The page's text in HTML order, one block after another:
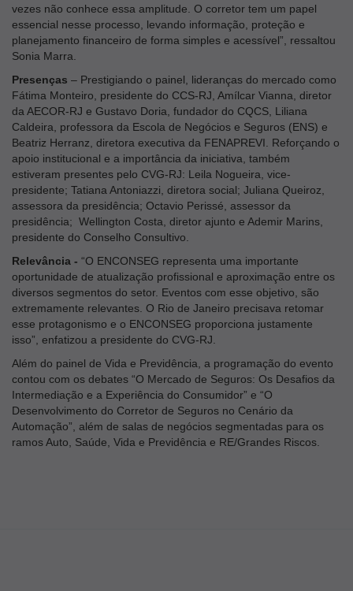
vezes não conhece essa amplitude. O corretor tem um papel
essencial nesse processo, levando informação, proteção e
planejamento financeiro de forma simples e acessível”, ressaltou
Sonia Marra.
Presenças – Prestigiando o painel, lideranças do mercado como
Fátima Monteiro, presidente do CCS-RJ, Amílcar Vianna, diretor
da AECOR-RJ e Gustavo Doria, fundador do CQCS, Liliana
Caldeira, professora da Escola de Negócios e Seguros (ENS) e
Beatriz Herranz, diretora executiva da FENAPREVI. Reforçando o
apoio institucional e a importância da iniciativa, também
estiveram presentes pelo CVG-RJ: Leila Nogueira, vice-
presidente; Tatiana Antoniazzi, diretora social; Juliana Queiroz,
assessora da presidência; Octavio Perissé, assessor da
presidência; Wellington Costa, diretor ajunto e Ademir Marins,
presidente do Conselho Consultivo.
Relevância - “O ENCONSEG representa uma importante
oportunidade de atualização profissional e aproximação entre os
diversos segmentos do setor. Eventos com esse objetivo, são
extremamente relevantes. O Rio de Janeiro precisava retomar
esse protagonismo e o ENCONSEG proporciona justamente
isso”, enfatizou a presidente do CVG-RJ.
Além do painel de Vida e Previdência, a programação do evento
contou com os debates “O Mercado de Seguros: Os Desafios da
Intermediação e a Experiência do Consumidor” e “O
Desenvolvimento do Corretor de Seguros no Cenário da
Automação”, além de salas de negócios segmentadas para os
ramos Auto, Saúde, Vida e Previdência e RE/Grandes Riscos.